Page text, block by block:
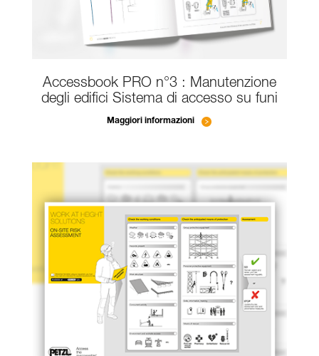
Accessbook PRO n°3 : Manutenzione
degli edifici Sistema di accesso su funi
Maggiori informazioni